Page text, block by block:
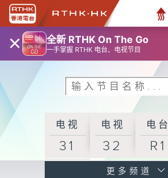
× 全新 RTHK On The Go
一手掌握 RTHK 电台、电视节目
电视
31
电视
32
电台
R1
更多频道